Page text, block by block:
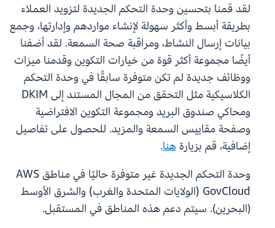
لقد قمنا بتحسين وحدة التحكم الجديدة لتزويد العملاء
بطريقة أبسط وأكثر سهولة لإنشاء مواردهم وإدارتها، وجمع
بيانات إرسال النشاط، ومراقبة صحة السمعة. لقد أضفنا
أيضًا مجموعة أكثر قوة من خيارات التكوين وقدمنا ميزات
ووظائف جديدة لم تكن متوفرة سابقًا في وحدة التحكم
الكلاسيكية مثل التحقق من المجال المستند إلى DKIM
ومحاكي صندوق البريد ومجموعة التكوين الافتراضية
وصفحة مقاييس السمعة والمزيد. للحصول على تفاصيل
إضافية، قم بزيارةهنا.
وحدة التحكم الجديدة غير متوفرة حاليًا في مناطق AWS
GovCloud (الولايات المتحدة والغرب) والشرق الأوسط
(البحرين). سيتم دعم هذه المناطق في المستقبل.